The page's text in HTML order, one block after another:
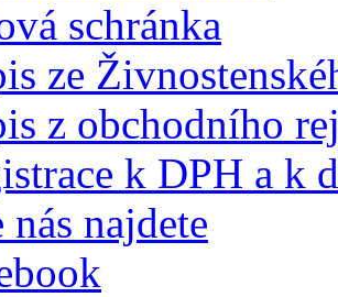
schránka
ze
z obchodního
k DPH a k
nás najdete